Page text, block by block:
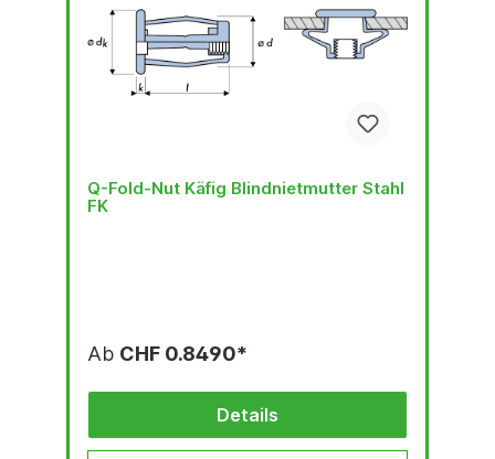
Q-Fold-Nut Käfig Blindnietmutter Stahl
FK
Ab CHF 0.8490*
Details